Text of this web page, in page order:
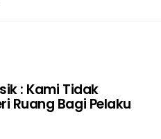
: Kami Tidak
Ruang Bagi Pelaku